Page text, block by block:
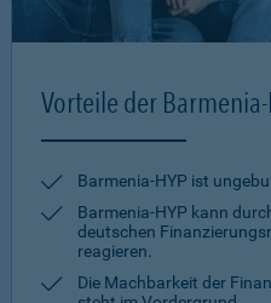
Vorteile der Barmenia-
Barmenia-HYP ist
Barmenia-HYP kann
deutschen
reagieren.
Die Machbarkeit der